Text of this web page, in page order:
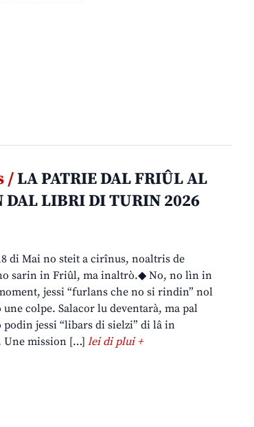
/LA PATRIE DAL FRIÛL AL
DAL LIBRI DI TURIN 2026
di Mai no steit a cirînus, noaltris de
sarin in Friûl, ma inaltrò.◆ No, no lìn in
jessi “furlans che no si rindin” nol
une colpe. Salacor lu deventarà, ma pal
podin jessi “libars di sielzi” di lâ in
Une mission […]lei di plui +